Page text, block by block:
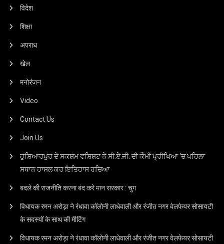
विदेश
शिक्षा
अपराध
खेल
मनोरंजन
Video
Contact Us
Join Us
ਹੁਸ਼ਿਆਰਪੁਰ ਦੇ ਸਕਸ਼ਮ ਵਸ਼ਿਸ਼ਟ ਨੇ ਸੀ.ਏ.ਜੀ. ਦੀ ਕੌਮੀ ਪ੍ਰੀਖਿਆ ‘ਚ ਪਹਿਲਾ
ਸਥਾਨ ਹਾਸਲ ਕਰ ਇਤਿਹਾਸ ਰਚਿਆ
बदले की राजनीति करना बंद करे मान सरकार : चुग
विधायक रमन अरोड़ा ने रंधावा कॉलोनी लाधेवाली और रंजीत नगर वेलफेयर सोसायटी
के सदस्यों के साथ की मीटिंग
विधायक रमन अरोड़ा ने रंधावा कॉलोनी लाधेवाली और रंजीत नगर वेलफेयर सोसायटी